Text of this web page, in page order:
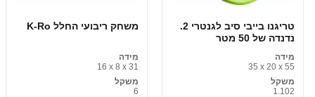
משחק ריבועי החלל K-Ro
מידה
16 x 8 x 31
משקל
6
טריגנו בייבי סיב לגנטרי 2.
נדנדה של 50 מטר
מידה
35 x 20 x 55
משקל
1.102